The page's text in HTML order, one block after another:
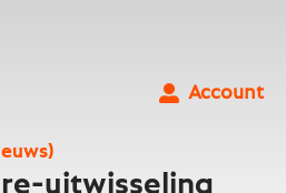
Account
uitwisseling